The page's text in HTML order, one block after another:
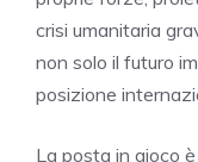
crisi umanitaria
non solo il futuro
posizione
La posta in gioco